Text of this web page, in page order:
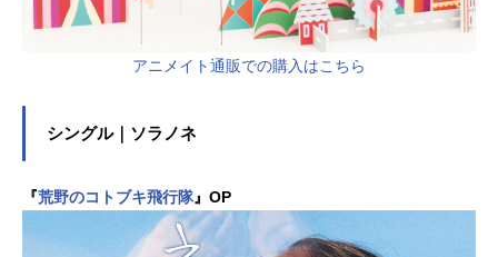
アニメイト通販での購入はこちら
シングル｜ソラノネ
『荒野のコトブキ飛行隊』OP